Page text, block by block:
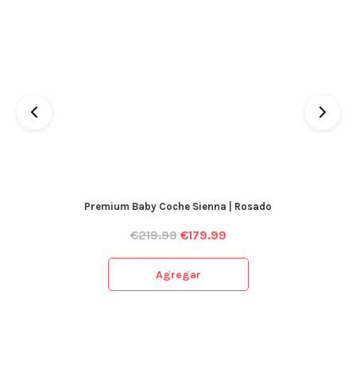
Premium Baby Coche Sienna | Rosado
€219.99 €179.99
Agregar